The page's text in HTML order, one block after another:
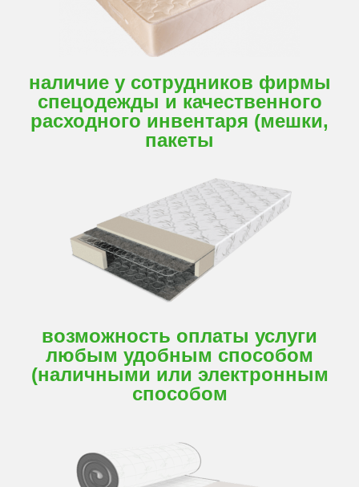
наличие у сотрудников фирмы
спецодежды и качественного
расходного инвентаря (мешки,
пакеты
возможность оплаты услуги
любым удобным способом
(наличными или электронным
способом